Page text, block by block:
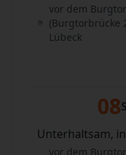
vor dem
(Burgtorbrücke
Lübeck
08
Unterhaltsam,
vor dem